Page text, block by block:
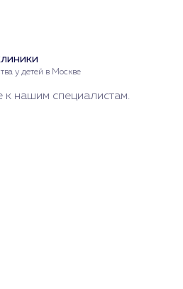
у детей в Москве
нашим специалистам.